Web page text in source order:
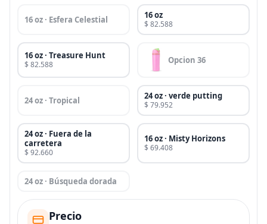
16 oz · Esfera Celestial 16 oz
$ 82.588
16 oz · Treasure Hunt
$ 82.588 Opcion 36
24 oz · Tropical 24 oz · verde putting
$ 79.952
24 oz · Fuera de la
carretera
$ 92.660
16 oz · Misty Horizons
$ 69.408
24 oz · Búsqueda dorada
Precio